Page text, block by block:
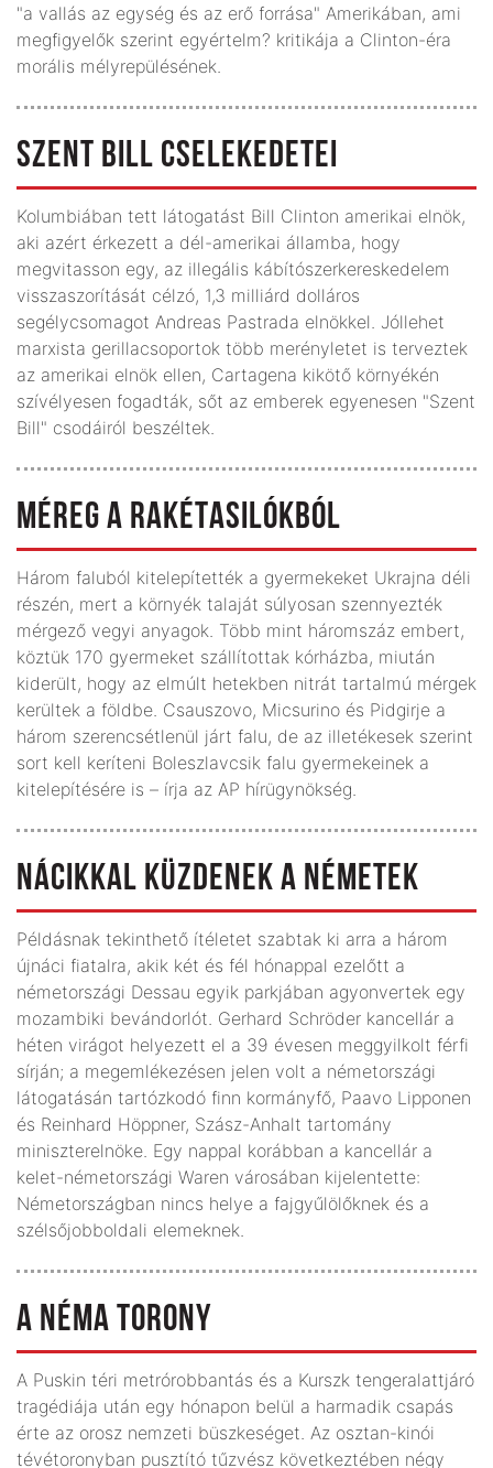
"a vallás az egység és az erő forrása" Amerikában, ami
megfigyelők szerint egyértelm? kritikája a Clinton-éra
morális mélyrepülésének.
SZENT BILL CSELEKEDETEI
Kolumbiában tett látogatást Bill Clinton amerikai elnök,
aki azért érkezett a dél-amerikai államba, hogy
megvitasson egy, az illegális kábítószerkereskedelem
visszaszorítását célzó, 1,3 milliárd dolláros
segélycsomagot Andreas Pastrada elnökkel. Jóllehet
marxista gerillacsoportok több merényletet is terveztek
az amerikai elnök ellen, Cartagena kikötő környékén
szívélyesen fogadták, sőt az emberek egyenesen "Szent
Bill" csodáiról beszéltek.
MÉREG A RAKÉTASILÓKBÓL
Három faluból kitelepítették a gyermekeket Ukrajna déli
részén, mert a környék talaját súlyosan szennyezték
mérgező vegyi anyagok. Több mint háromszáz embert,
köztük 170 gyermeket szállítottak kórházba, miután
kiderült, hogy az elmúlt hetekben nitrát tartalmú mérgek
kerültek a földbe. Csauszovo, Micsurino és Pidgirje a
három szerencsétlenül járt falu, de az illetékesek szerint
sort kell keríteni Boleszlavcsik falu gyermekeinek a
kitelepítésére is – írja az AP hírügynökség.
NÁCIKKAL KÜZDENEK A NÉMETEK
Példásnak tekinthető ítéletet szabtak ki arra a három
újnáci fiatalra, akik két és fél hónappal ezelőtt a
németországi Dessau egyik parkjában agyonvertek egy
mozambiki bevándorlót. Gerhard Schröder kancellár a
héten virágot helyezett el a 39 évesen meggyilkolt férfi
sírján; a megemlékezésen jelen volt a németországi
látogatásán tartózkodó finn kormányfő, Paavo Lipponen
és Reinhard Höppner, Szász-Anhalt tartomány
miniszterelnöke. Egy nappal korábban a kancellár a
kelet-németországi Waren városában kijelentette:
Németországban nincs helye a fajgyűlölőknek és a
szélsőjobboldali elemeknek.
A NÉMA TORONY
A Puskin téri metrórobbantás és a Kurszk tengeralattjáró
tragédiája után egy hónapon belül a harmadik csapás
érte az orosz nemzeti büszkeséget. Az osztan-kinói
tévétoronyban pusztító tűzvész következtében négy